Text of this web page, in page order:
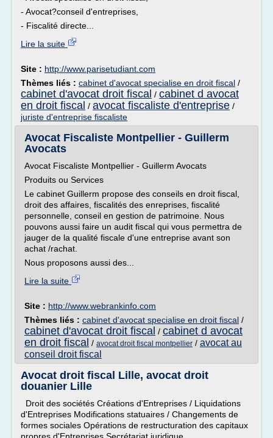
- Avocat?conseil d'entreprises,
- Fiscalité directe...
Lire la suite
Site : http://www.parisetudiant.com
Thèmes liés : cabinet d'avocat specialise en droit fiscal /
cabinet d'avocat droit fiscal / cabinet d avocat
en droit fiscal / avocat fiscaliste d'entreprise /
juriste d'entreprise fiscaliste
Avocat Fiscaliste Montpellier - Guillerm
Avocats
Avocat Fiscaliste Montpellier - Guillerm Avocats
Produits ou Services
Le cabinet Guillerm propose des conseils en droit fiscal,
droit des affaires, fiscalités des enreprises, fiscalité
personnelle, conseil en gestion de patrimoine. Nous
pouvons aussi faire un audit fiscal qui vous permettra de
jauger de la qualité fiscale d'une entreprise avant son
achat /rachat.
Nous proposons aussi des...
Lire la suite
Site : http://www.webrankinfo.com
Thèmes liés : cabinet d'avocat specialise en droit fiscal /
cabinet d'avocat droit fiscal / cabinet d avocat
en droit fiscal / avocat droit fiscal montpellier / avocat au
conseil droit fiscal
Avocat droit fiscal Lille, avocat droit
douanier Lille
Droit des sociétés Créations d'Entreprises / Liquidations
d'Entreprises Modifications statuaires / Changements de
formes sociales Opérations de restructuration des capitaux